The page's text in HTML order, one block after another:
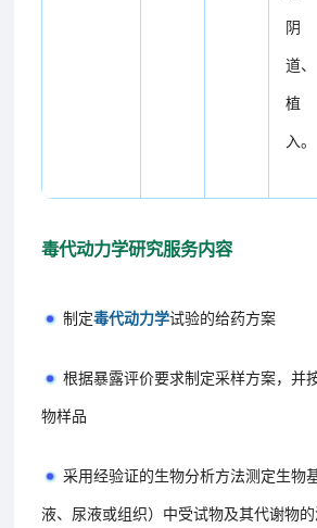
阴
道、
植
入。
毒代动力学研究服务内容
制定毒代动力学试验的给药方案
根据暴露评价要求制定采样方案，并
物样品
采用经验证的生物分析方法测定生物
液、尿液或组织）中受试物及其代谢物